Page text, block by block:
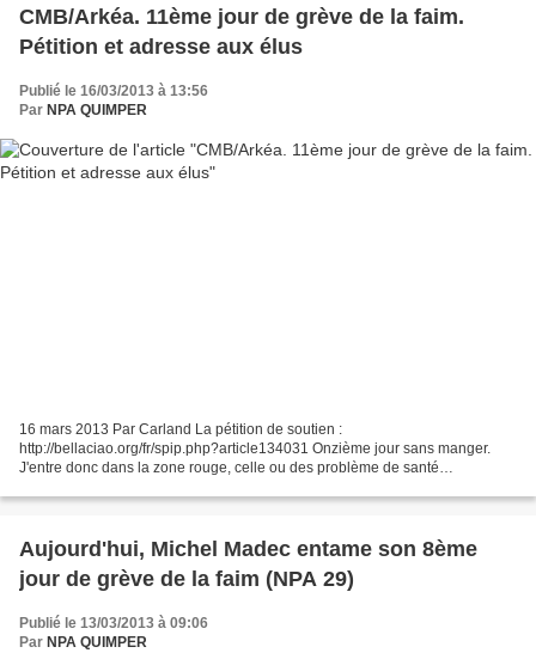
CMB/Arkéa. 11ème jour de grève de la faim.
Pétition et adresse aux élus
Publié le 16/03/2013 à 13:56
Par NPA QUIMPER
16 mars 2013 Par Carland La pétition de soutien :
http://bellaciao.org/fr/spip.php?article134031 Onzième jour sans manger.
J'entre donc dans la zone rouge, celle ou des problème de santé
Aujourd'hui, Michel Madec entame son 8ème
jour de grève de la faim (NPA 29)
Publié le 13/03/2013 à 09:06
Par NPA QUIMPER